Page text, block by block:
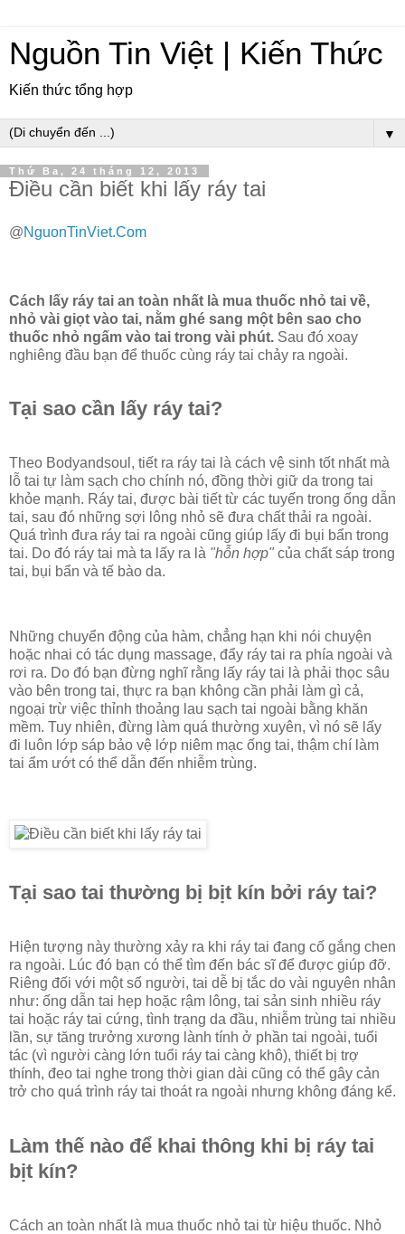
Nguồn Tin Việt | Kiến Thức
Kiến thức tổng hợp
▼
Thứ Ba, 24 tháng 12, 2013
Điều cần biết khi lấy ráy tai
@NguonTinViet.Com
Cách lấy ráy tai an toàn nhất là mua thuốc nhỏ tai về,
nhỏ vài giọt vào tai, nằm ghé sang một bên sao cho
thuốc nhỏ ngấm vào tai trong vài phút. Sau đó xoay
nghiêng đầu bạn để thuốc cùng ráy tai chảy ra ngoài.
Tại sao cần lấy ráy tai?
Theo Bodyandsoul, tiết ra ráy tai là cách vệ sinh tốt nhất mà
lỗ tai tự làm sạch cho chính nó, đồng thời giữ da trong tai
khỏe mạnh. Ráy tai, được bài tiết từ các tuyến trong ống dẫn
tai, sau đó những sợi lông nhỏ sẽ đưa chất thải ra ngoài.
Quá trình đưa ráy tai ra ngoài cũng giúp lấy đi bụi bẩn trong
tai. Do đó ráy tai mà ta lấy ra là "hỗn hợp" của chất sáp trong
tai, bụi bẩn và tế bào da.
Những chuyển động của hàm, chẳng hạn khi nói chuyện
hoặc nhai có tác dụng massage, đẩy ráy tai ra phía ngoài và
rơi ra. Do đó bạn đừng nghĩ rằng lấy ráy tai là phải thọc sâu
vào bên trong tai, thực ra bạn không cần phải làm gì cả,
ngoại trừ việc thỉnh thoảng lau sạch tai ngoài bằng khăn
mềm. Tuy nhiên, đừng làm quá thường xuyên, vì nó sẽ lấy
đi luôn lớp sáp bảo vệ lớp niêm mạc ống tai, thậm chí làm
tai ẩm ướt có thể dẫn đến nhiễm trùng.
Tại sao tai thường bị bịt kín bởi ráy tai?
Hiện tượng này thường xảy ra khi ráy tai đang cố gắng chen
ra ngoài. Lúc đó bạn có thể tìm đến bác sĩ để được giúp đỡ.
Riêng đối với một số người, tai dễ bị tắc do vài nguyên nhân
như: ống dẫn tai hẹp hoặc rậm lông, tai sản sinh nhiều ráy
tai hoặc ráy tai cứng, tình trạng da đầu, nhiễm trùng tai nhiều
lần, sự tăng trưởng xương lành tính ở phần tai ngoài, tuổi
tác (vì người càng lớn tuổi ráy tai càng khô), thiết bị trợ
thính, đeo tai nghe trong thời gian dài cũng có thể gây cản
trở cho quá trình ráy tai thoát ra ngoài nhưng không đáng kể.
Làm thế nào để khai thông khi bị ráy tai
bịt kín?
Cách an toàn nhất là mua thuốc nhỏ tai từ hiệu thuốc. Nhỏ